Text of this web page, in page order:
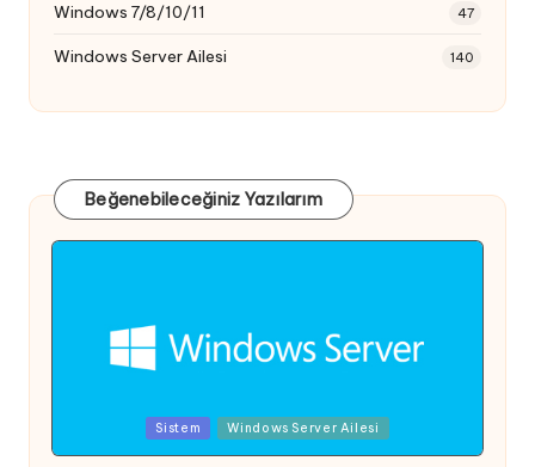
Windows 7/8/10/11 47
Windows Server Ailesi 140
Beğenebileceğiniz Yazılarım
in
Sistem Windows Server Ailesi